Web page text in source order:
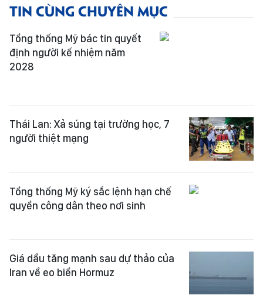
TIN CÙNG CHUYÊN MỤC
Tổng thống Mỹ bác tin quyết
định người kế nhiệm năm
2028
Thái Lan: Xả súng tại trường học, 7
người thiệt mạng
Tổng thống Mỹ ký sắc lệnh hạn chế
quyền công dân theo nơi sinh
Giá dầu tăng mạnh sau dự thảo của
Iran về eo biển Hormuz